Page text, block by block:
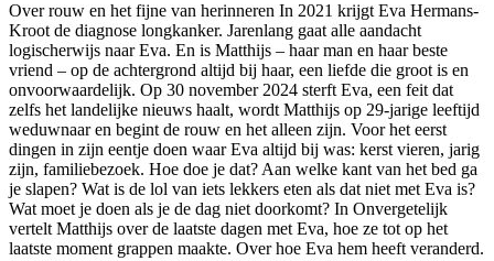
Over rouw en het fijne van herinneren In 2021 krijgt Eva Hermans-
Kroot de diagnose longkanker. Jarenlang gaat alle aandacht
logischerwijs naar Eva. En is Matthijs – haar man en haar beste
vriend – op de achtergrond altijd bij haar, een liefde die groot is en
onvoorwaardelijk. Op 30 november 2024 sterft Eva, een feit dat
zelfs het landelijke nieuws haalt, wordt Matthijs op 29-jarige leeftijd
weduwnaar en begint de rouw en het alleen zijn. Voor het eerst
dingen in zijn eentje doen waar Eva altijd bij was: kerst vieren, jarig
zijn, familiebezoek. Hoe doe je dat? Aan welke kant van het bed ga
je slapen? Wat is de lol van iets lekkers eten als dat niet met Eva is?
Wat moet je doen als je de dag niet doorkomt? In Onvergetelijk
vertelt Matthijs over de laatste dagen met Eva, hoe ze tot op het
laatste moment grappen maakte. Over hoe Eva hem heeft veranderd.